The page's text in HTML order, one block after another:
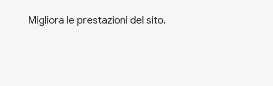
Migliora le prestazioni del sito.